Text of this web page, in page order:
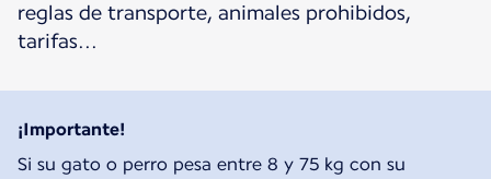
reglas de transporte, animales prohibidos,
tarifas...
¡Importante!
Si su gato o perro pesa entre 8 y 75 kg con su